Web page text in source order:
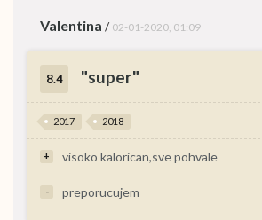
Valentina / 02-01-2020, 01:09
8.4 "super"
2017 2018
+ visoko kalorican,sve pohvale
- preporucujem